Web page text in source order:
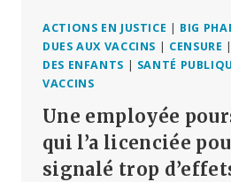
ACTIONS EN JUSTICE | BIG
DUES AUX VACCINS | CENSURE |
DES ENFANTS | SANTÉ
VACCINS
Une employée
qui l’a licenciée
signalé trop